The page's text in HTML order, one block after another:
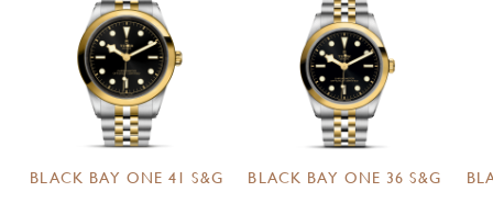
BLACK BAY ONE 41 S&G
BLACK BAY ONE 36 S&G